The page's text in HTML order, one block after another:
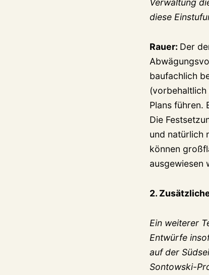
Verwaltung
diese
Rauer: Der
baufachlich
(vorbehaltlich
Plans führen.
Die
und natürlich
können
ausgewiesen
2.
Ein weiterer
Entwürfe
auf der
Sontowski-